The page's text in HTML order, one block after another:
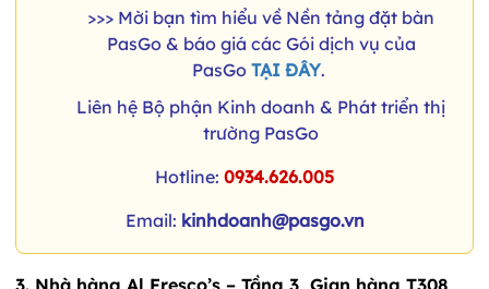
>>> Mời bạn tìm hiểu về Nền tảng đặt bàn
PasGo & báo giá các Gói dịch vụ của
PasGo TẠI ĐÂY.
Liên hệ Bộ phận Kinh doanh & Phát triển thị
trường PasGo
Hotline: 0934.626.005
Email: kinhdoanh@pasgo.vn